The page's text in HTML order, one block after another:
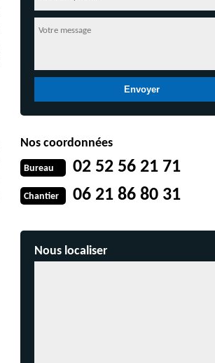
Nos coordonnées
Bureau 02 52 56 21 71
Chantier 06 21 86 80 31
Nous localiser